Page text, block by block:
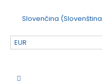
Slovenčina (Slovenština
EUR